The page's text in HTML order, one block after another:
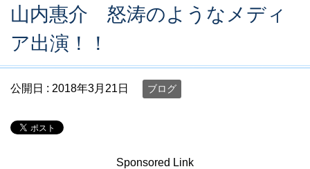
山内惠介 怒涛のようなメディ
ア出演！！
公開日 : 2018年3月21日 ブログ
Sponsored Link